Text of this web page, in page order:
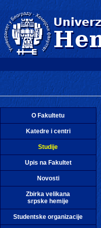
O Fakultetu
Katedre i centri
Studije
Upis na Fakultet
Novosti
Zbirka velikana
srpske hemije
Studentske organizacije